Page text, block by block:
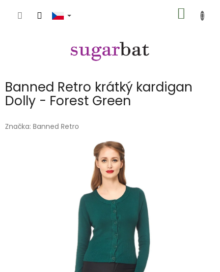
KOŠÍK
Banned Retro krátký kardigan
Dolly - Forest Green
Značka: Banned Retro